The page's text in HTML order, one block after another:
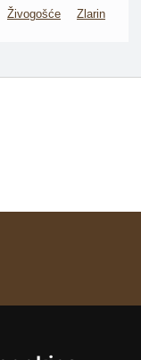
Živogošće Zlarin